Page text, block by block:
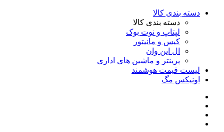
دسته بندی کالا
دسته بندی کالا
لپتاپ و نوت بوک
کیس و مانیتور
ال این وان
پرینتر و ماشین های اداری
لیست قیمت هوشمند
اونیکس مگ